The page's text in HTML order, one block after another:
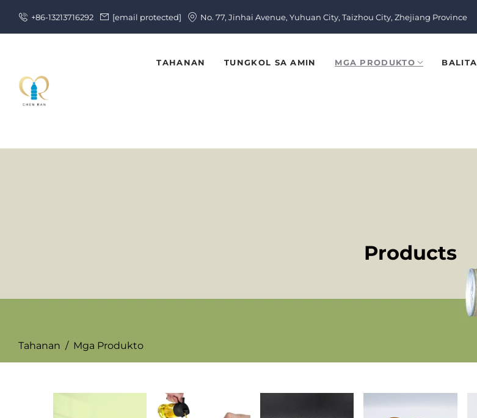
+86-13213716292 [email protected] No. 77, Jinhai Avenue, Yuhuan City, Taizhou City, Zhejiang Province
TAHANAN TUNGKOL SA AMIN MGA PRODUKTO BALITA
Tahanan / Mga Produkto
Products